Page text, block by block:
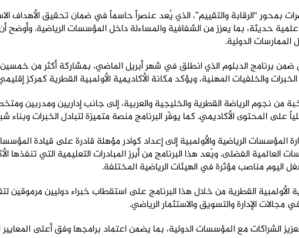
بمحور “الرقابة والتقييم”، الذي يُعد عنصراً حاسماً في ضمان تحقيق الأهداف
حديثة، بما يعزز من الشفافية والمساءلة داخل المؤسسات الرياضية. وأوضح
الدولية.
ضمن برنامج الدبلوم الذي انطلق في شهر أبريل الماضي، بمشاركة أكثر من
والخلفيات المهنية، ويؤكد مكانة الأكاديمية الأولمبية القطرية كمركز
من نجوم الرياضة القطرية والخليجية والعربية، إلى جانب إداريين ومدربين
على المحتوى الأكاديمي. كما يوفّر البرنامج منصة متميزة لتبادل الخبرات
المؤسسات الرياضية والأولمبية إلى إعداد كوادر مؤهلة قادرة على قيادة
العالمية الفضلى. ويُعد هذا البرنامج من أبرز المبادرات التعليمية التي
اليوم مناصب مؤثرة في الهيئات الرياضية المختلفة.
الأولمبية القطرية من خلال هذا البرنامج على استقطاب خبراء دوليين
مجالات الإدارة والتسويق والاستثمار الرياضي.
الشراكات مع المؤسسات الدولية، بما يضمن اعتماد برامجها وفق أعلى المعايير